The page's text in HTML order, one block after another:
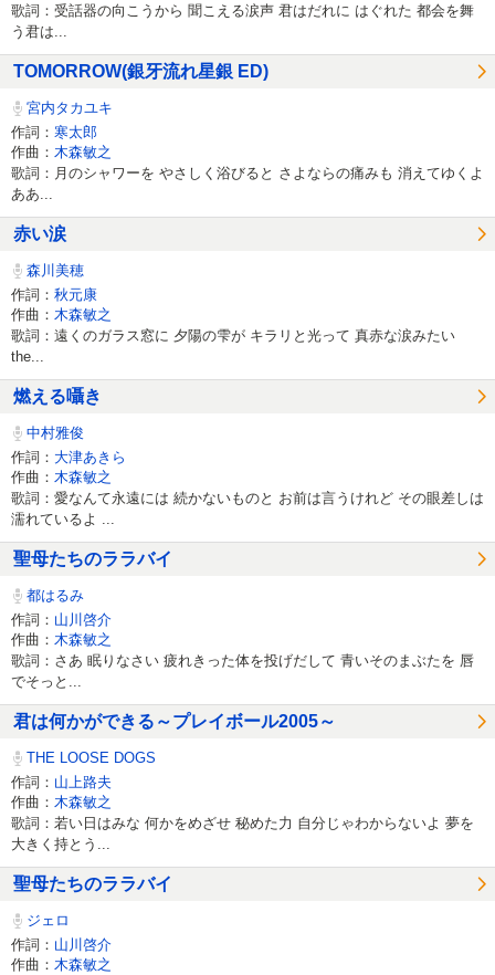
歌詞：受話器の向こうから 聞こえる涙声 君はだれに はぐれた 都会を舞
う君は...
TOMORROW(銀牙流れ星銀 ED)
宮内タカユキ
作詞： 寒太郎
作曲： 木森敏之
歌詞：月のシャワーを やさしく浴びると さよならの痛みも 消えてゆくよ
ああ...
赤い涙
森川美穂
作詞： 秋元康
作曲： 木森敏之
歌詞：遠くのガラス窓に 夕陽の雫が キラリと光って 真赤な涙みたい
the...
燃える囁き
中村雅俊
作詞： 大津あきら
作曲： 木森敏之
歌詞：愛なんて永遠には 続かないものと お前は言うけれど その眼差しは
濡れているよ ...
聖母たちのララバイ
都はるみ
作詞： 山川啓介
作曲： 木森敏之
歌詞：さあ 眠りなさい 疲れきった体を投げだして 青いそのまぶたを 唇
でそっと...
君は何かができる～プレイボール2005～
THE LOOSE DOGS
作詞： 山上路夫
作曲： 木森敏之
歌詞：若い日はみな 何かをめざせ 秘めた力 自分じゃわからないよ 夢を
大きく持とう...
聖母たちのララバイ
ジェロ
作詞： 山川啓介
作曲： 木森敏之